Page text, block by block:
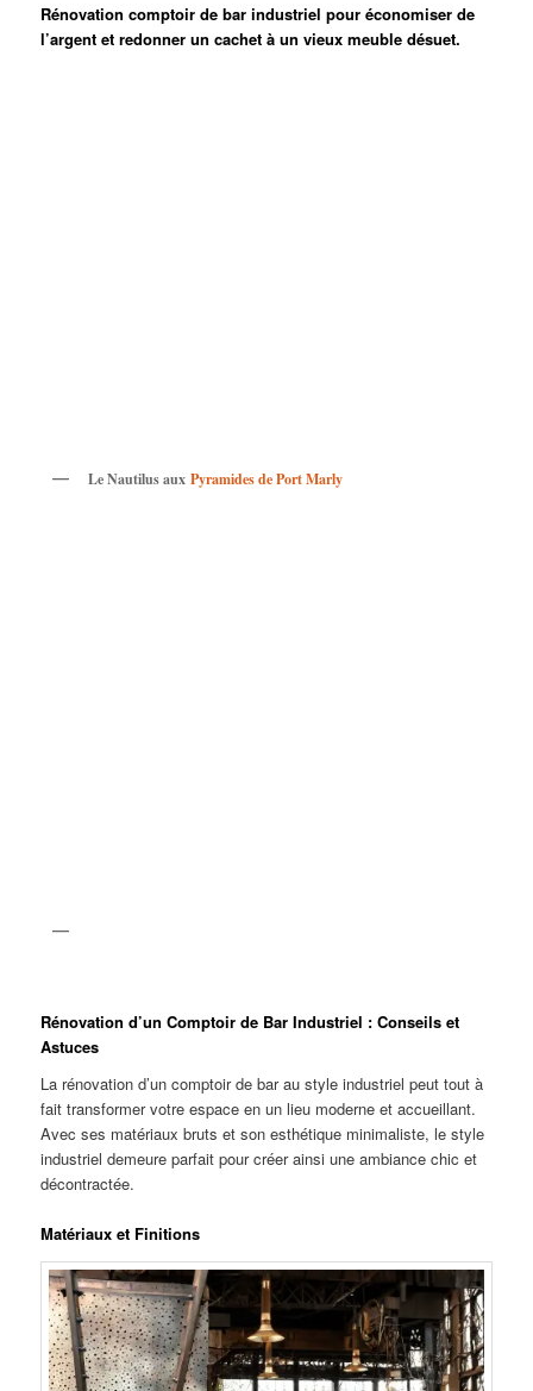
Rénovation comptoir de bar industriel pour économiser de
l’argent et redonner un cachet à un vieux meuble désuet.
Le Nautilus auxPyramides de Port Marly
Rénovation d’un Comptoir de Bar Industriel : Conseils et
Astuces
La rénovation d’un comptoir de bar au style industriel peut tout à
fait transformer votre espace en un lieu moderne et accueillant.
Avec ses matériaux bruts et son esthétique minimaliste, le style
industriel demeure parfait pour créer ainsi une ambiance chic et
décontractée.
Matériaux et Finitions